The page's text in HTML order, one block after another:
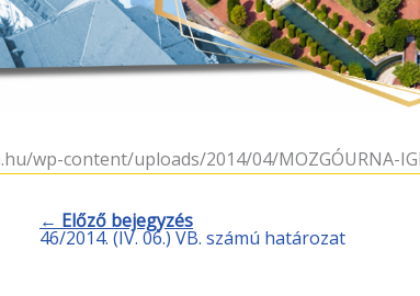
wp-content/uploads/2014/04/MOZGÓURNA-
← Előző bejegyzés
46/2014. (IV. 06.) VB. számú határozat